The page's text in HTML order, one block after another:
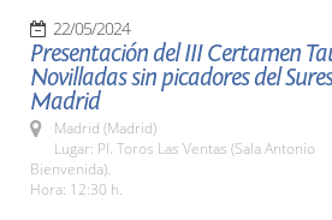
22/05/2024
Presentación del III Certamen
Novilladas sin picadores del
Madrid
Madrid (Madrid)
Lugar: Pl. Toros Las Ventas (Sala Antonio
Bienvenida).
Hora: 12:30 h.